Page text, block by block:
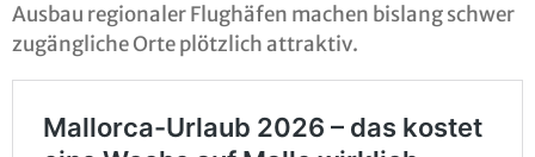
Ausbau regionaler Flughäfen machen bislang schwer
zugängliche Orte plötzlich attraktiv.